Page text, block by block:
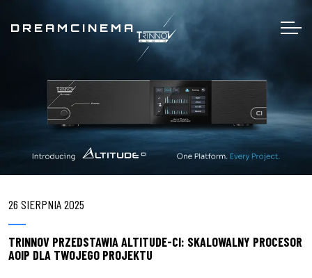
DREAMCINEMA
26 SIERPNIA 2025
TRINNOV PRZEDSTAWIA ALTITUDE-CI: SKALOWALNY PROCESOR
AOIP DLA TWOJEGO PROJEKTU